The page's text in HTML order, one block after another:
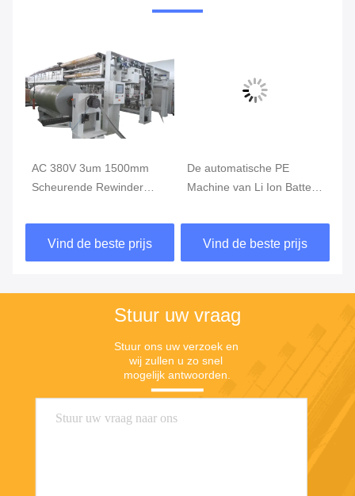
AC 380V 3um 1500mm
Scheurende Rewinder
die Machine scheuren
Vind de beste prijs
De automatische PE
Machine van Li Ion Battery
Vind de beste prijs
Stuur uw vraag
Stuur ons uw verzoek en
wij zullen u zo snel
mogelijk antwoorden.